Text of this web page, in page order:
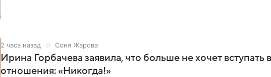
2 часа назад Соня Жарова
Ирина Горбачева заявила, что больше не хочет вступать в
отношения: «Никогда!»